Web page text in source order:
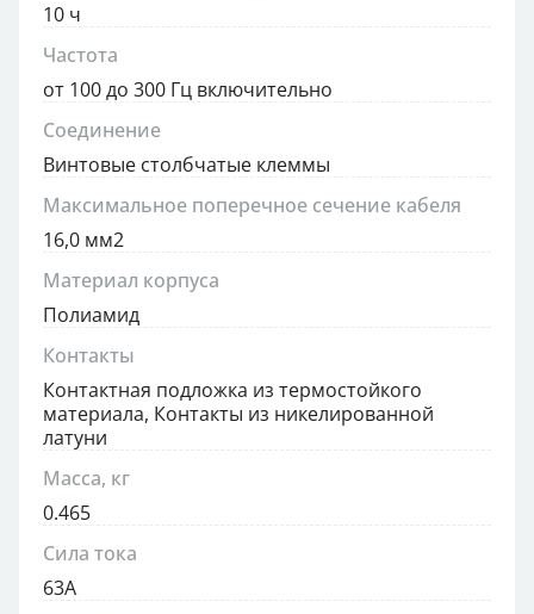
10 ч
Частота
от 100 до 300 Гц включительно
Соединение
Винтовые столбчатые клеммы
Максимальное поперечное сечение кабеля
16,0 мм2
Материал корпуса
Полиамид
Контакты
Контактная подложка из термостойкого
материала, Контакты из никелированной
латуни
Масса, кг
0.465
Сила тока
63А